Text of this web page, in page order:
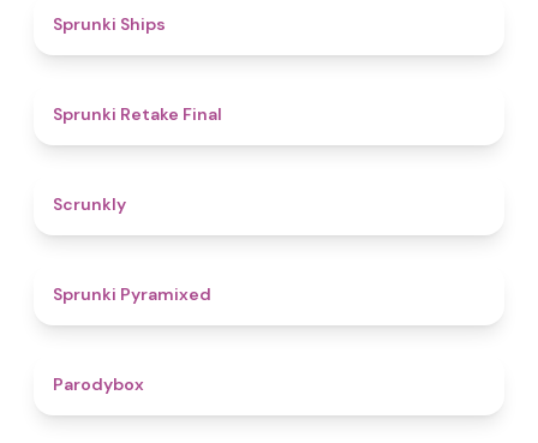
Sprunki Ships
Sprunki Retake Final
Scrunkly
Sprunki Pyramixed
Parodybox